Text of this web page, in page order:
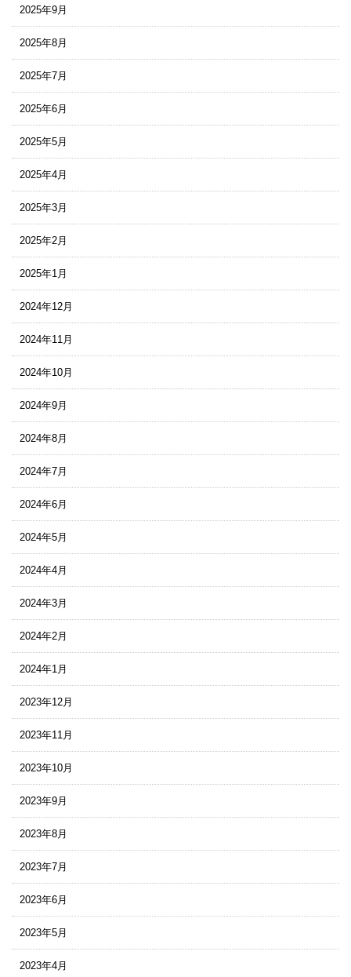
2025年9月
2025年8月
2025年7月
2025年6月
2025年5月
2025年4月
2025年3月
2025年2月
2025年1月
2024年12月
2024年11月
2024年10月
2024年9月
2024年8月
2024年7月
2024年6月
2024年5月
2024年4月
2024年3月
2024年2月
2024年1月
2023年12月
2023年11月
2023年10月
2023年9月
2023年8月
2023年7月
2023年6月
2023年5月
2023年4月